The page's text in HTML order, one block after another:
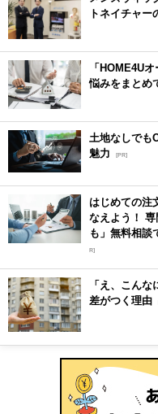
トネイチャー
「HOME4U
悩みをまとめ
土地なしでも
魅力
[PR]
はじめての注
なえよう！
も」無料相談
R]
「え、こん
差がつく理由